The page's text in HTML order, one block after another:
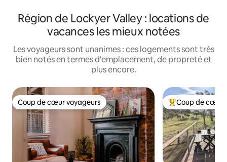
Région de Lockyer Valley : locations de
vacances les mieux notées
Les voyageurs sont unanimes : ces logements sont très
bien notés en termes d'emplacement, de propreté et
plus encore.
Coup de cœur voyageurs
Coup de cœur voyageurs Coups de cœur
Coup de cœur